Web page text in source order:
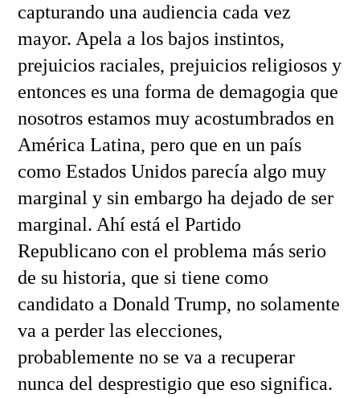
capturando una audiencia cada vez
mayor. Apela a los bajos instintos,
prejuicios raciales, prejuicios religiosos y
entonces es una forma de demagogia que
nosotros estamos muy acostumbrados en
América Latina, pero que en un país
como Estados Unidos parecía algo muy
marginal y sin embargo ha dejado de ser
marginal. Ahí está el Partido
Republicano con el problema más serio
de su historia, que si tiene como
candidato a Donald Trump, no solamente
va a perder las elecciones,
probablemente no se va a recuperar
nunca del desprestigio que eso significa.